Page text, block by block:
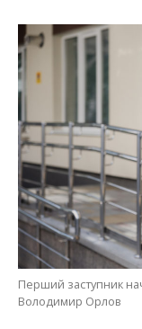
Перший заступник
Володимир Орлов
«Це приклад
міжнародних